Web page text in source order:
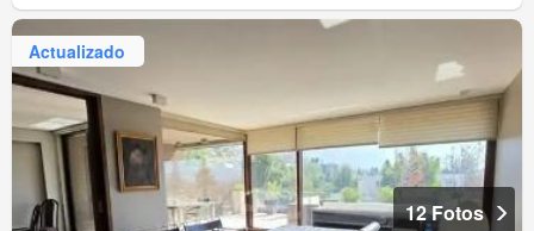
Actualizado
12 Fotos